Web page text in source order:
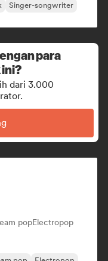
Singer-songwriter
para
dari 3.000
popElectropop